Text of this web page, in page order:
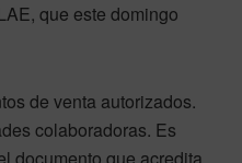
que este domingo
de venta autorizados.
colaboradoras. Es